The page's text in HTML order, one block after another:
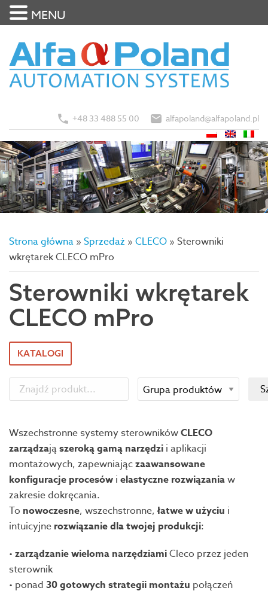
+48 33 488 55 00 alfapoland@alfapoland.pl
Strona główna » Sprzedaż » CLECO » Sterowniki
wkrętarek CLECO mPro
Sterowniki wkrętarek
CLECO mPro
KATALOGI
Wszechstronne systemy sterownikówCLECO
zarządzająszeroką gamą narzędzi i aplikacji
montażowych, zapewniajączaawansowane
konfiguracje procesów i elastyczne rozwiązaniaw
zakresie dokręcania.
To nowoczesne, wszechstronne, łatwew użyciu i
intuicyjne rozwiązanie dla twojej produkcji:
• zarządzanie wieloma narzędziamiCleco przez jeden
sterownik
• ponad 30 gotowych strategii montażu połączeń
MENU